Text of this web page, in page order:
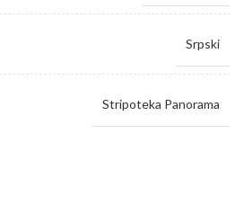
Srpski
Stripoteka Panorama